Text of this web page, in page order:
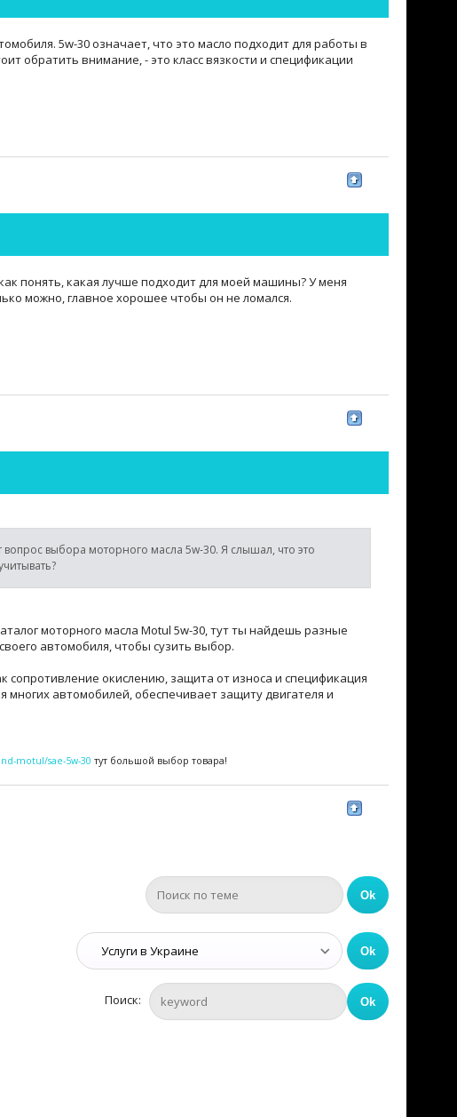
5w-30 означает, что это масло подходит для работы в
обратить внимание, - это класс вязкости и спецификации
понять, какая лучше подходит для моей машины? У меня
можно, главное хорошее чтобы он не ломался.
выбора моторного масла 5w-30. Я слышал, что это
моторного масла Motul 5w-30, тут ты найдешь разные
автомобиля, чтобы сузить выбор.
окислению, защита от износа и спецификация
многих автомобилей, обеспечивает защиту двигателя и
motul/sae-5w-30 тут большой выбор товара!
Поиск: